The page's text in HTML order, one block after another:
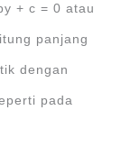
+ c = 0 atau
panjang
dengan
pada